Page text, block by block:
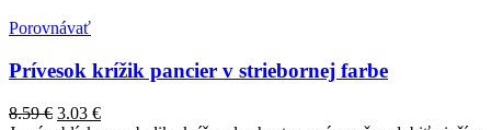
Porovnávať
Prívesok krížik pancier v striebornej farbe
8.59€ 3.03 €